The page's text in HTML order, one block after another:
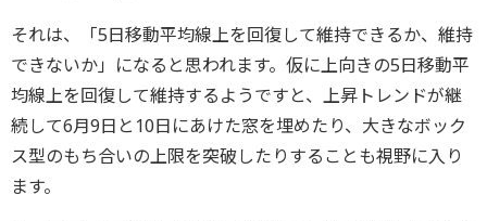
それは、「5日移動平均線上を回復して維持できるか、維持
できないか」になると思われます。仮に上向きの5日移動平
均線上を回復して維持するようですと、上昇トレンドが継
続して6月9日と10日にあけた窓を埋めたり、大きなボック
ス型のもち合いの上限を突破したりすることも視野に入り
ます。